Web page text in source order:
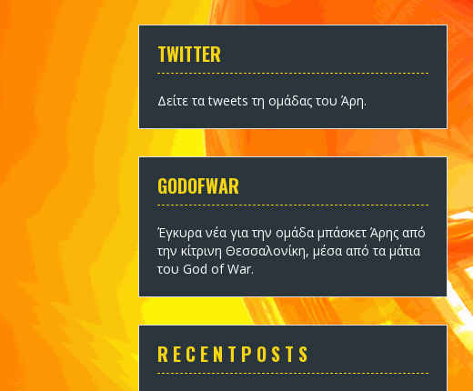
TWITTER
Δείτε τα tweets τη ομάδας του Άρη.
GODOFWAR
Έγκυρα νέα για την ομάδα μπάσκετ Άρης από
την κίτρινη Θεσσαλονίκη, μέσα από τα μάτια
του God of War.
R E C E N T P O S T S